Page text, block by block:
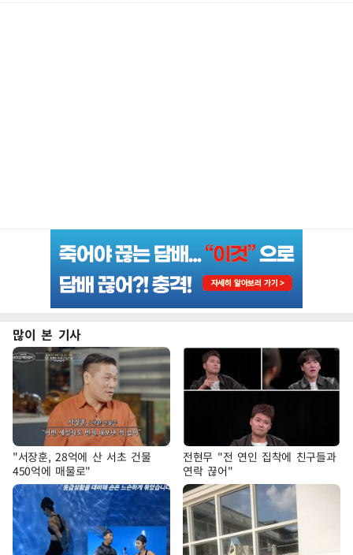
많이 본 기사
"서장훈, 28억에 산 서초 건물
450억에 매물로"
전현무 "전 연인 집착에 친구들과
연락 끊어"